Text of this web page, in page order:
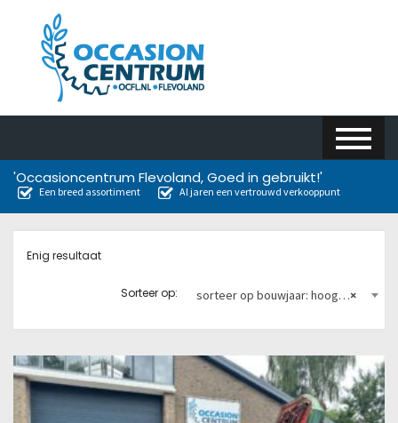
'Occasioncentrum Flevoland, Goed in gebruikt!'
Een breed assortiment Al jaren een vertrouwd verkooppunt
Enig resultaat
Sorteer op: ×
sorteer op bouwjaar: hoog naar laag